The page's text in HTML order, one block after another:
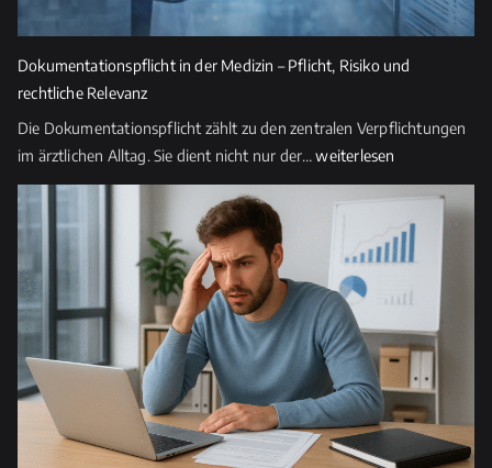
Dokumentationspflicht in der Medizin – Pflicht, Risiko und
rechtliche Relevanz
Die Dokumentationspflicht zählt zu den zentralen Verpflichtungen
im ärztlichen Alltag. Sie dient nicht nur der…Dokumentationspflicht
in
der
Pflicht,
Risiko
und
rechtliche
Relevanz
weiterlesen